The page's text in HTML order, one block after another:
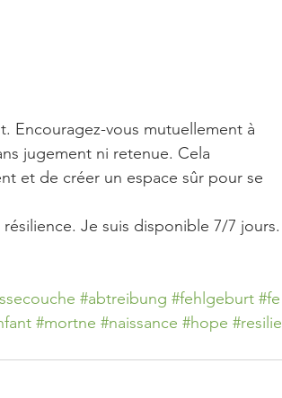
Encouragez-vous mutuellement à
jugement ni retenue. Cela
et de créer un espace sûr pour se
Je suis disponible 7/7 jours.
#abtreibung #fehlgeburt #fe
#mortne #naissance #hope #resilie